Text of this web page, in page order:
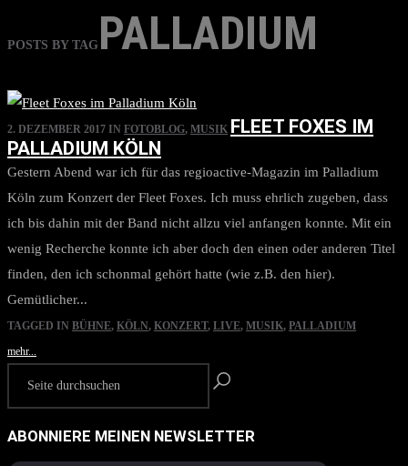
POSTS BY TAG PALLADIUM
2. DEZEMBER 2017 IN FOTOBLOG, MUSIK FLEET FOXES IM
PALLADIUM KÖLN
Gestern Abend war ich für das regioactive-Magazin im Palladium
Köln zum Konzert der Fleet Foxes. Ich muss ehrlich zugeben, dass
ich bis dahin mit der Band nicht allzu viel anfangen konnte. Mit ein
wenig Recherche konnte ich aber doch den einen oder anderen Titel
finden, den ich schonmal gehört hatte (wie z.B. den hier).
Gemütlicher...
TAGGED IN BÜHNE, KÖLN, KONZERT, LIVE, MUSIK, PALLADIUM
mehr...
ABONNIERE MEINEN NEWSLETTER